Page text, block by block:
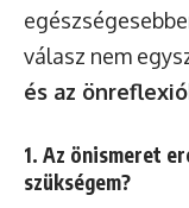
válasz nem
és az
1. Az önismeret
szükségem?